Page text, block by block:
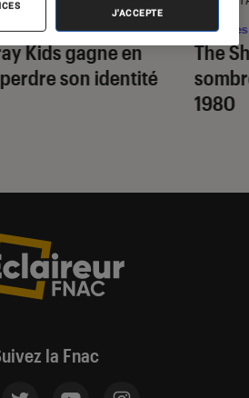
Kids gagne en
son identité
The
1980
Séries
la Fnac
J'ACCEPTE